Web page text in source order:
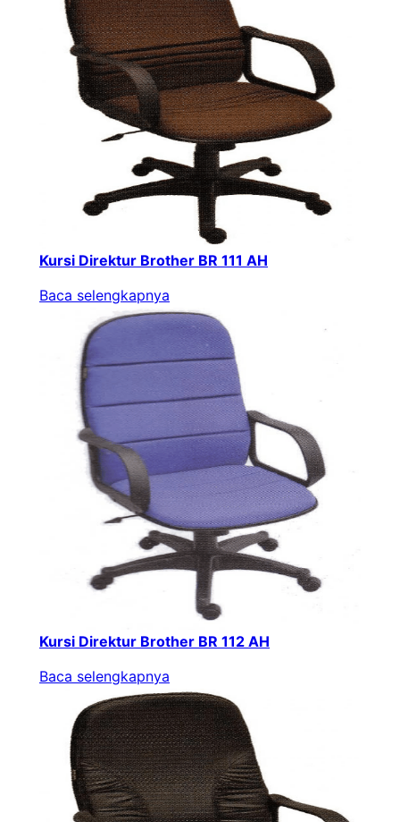
Kursi Direktur Brother BR 111 AH
Baca selengkapnya
Kursi Direktur Brother BR 112 AH
Baca selengkapnya